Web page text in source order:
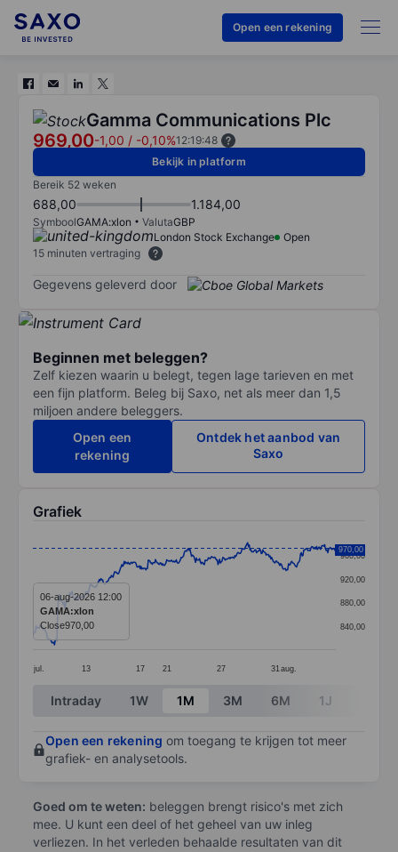
Open een rekening
Gamma Communications Plc
969,00-1,00 / -0,10%12:19:48
Bekijk in platform
Bereik 52 weken
688,00 1.184,00
SymboolGAMA:xlon ValutaGBP
London Stock Exchange
Open
15 minuten vertraging
Gegevens geleverd door
Beginnen met beleggen?
Zelf kiezen waarin u belegt, tegen lage tarieven en met
een fijn platform. Beleg bij Saxo, net als meer dan 1,5
miljoen andere beleggers.
Open een
rekening
Ontdek het aanbod van
Saxo
Grafiek
Line chart with 379 data points.
The chart has 1 X axis displaying categories.
The chart has 1 Y axis displaying values. Data
jul. 13 17 21 27 31 aug.
840,00
880,00
920,00
960,00
970,00
06-aug-2026 12:00
GAMA:xlon
Close970,00
End of interactive chart.
Intraday 1W 1M 3M 6M 1J
Open een rekening om toegang te krijgen tot meer
grafiek- en analysetools.
Goed om te weten: beleggen brengt risico's met zich
mee. U kunt een deel of het geheel van uw inleg
verliezen. In het verleden behaalde resultaten van dit